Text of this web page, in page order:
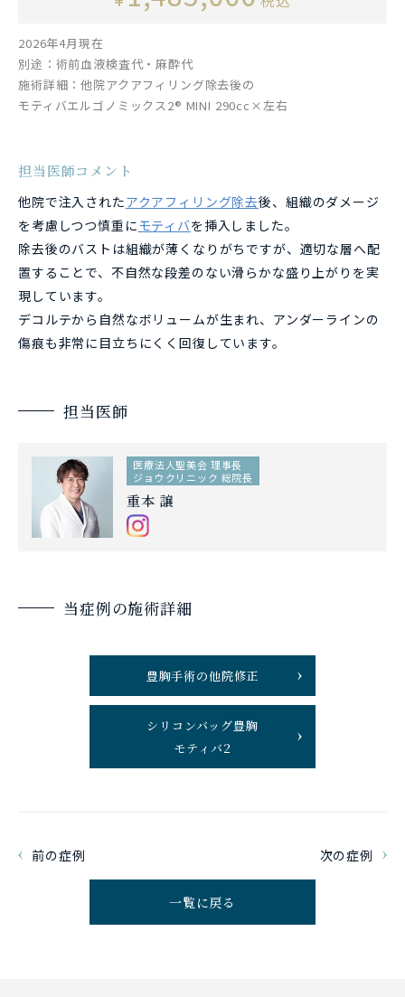
2026年4月現在
別途：術前血液検査代・麻酔代
施術詳細：他院アクアフィリング除去後の
モティバエルゴノミックス2® MINI 290cc×左右
担当医師コメント
他院で注入されたアクアフィリング除去後、組織のダメージ
を考慮しつつ慎重にモティバを挿入しました。
除去後のバストは組織が薄くなりがちですが、適切な層へ配
置することで、不自然な段差のない滑らかな盛り上がりを実
現しています。
デコルテから自然なボリュームが生まれ、アンダーラインの
傷痕も非常に目立ちにくく回復しています。
担当医師
医療法人聖美会 理事長
ジョウクリニック 総院長
重本 譲
当症例の施術詳細
豊胸手術の他院修正
シリコンバッグ豊胸
モティバ2
前の症例 次の症例
一覧に戻る